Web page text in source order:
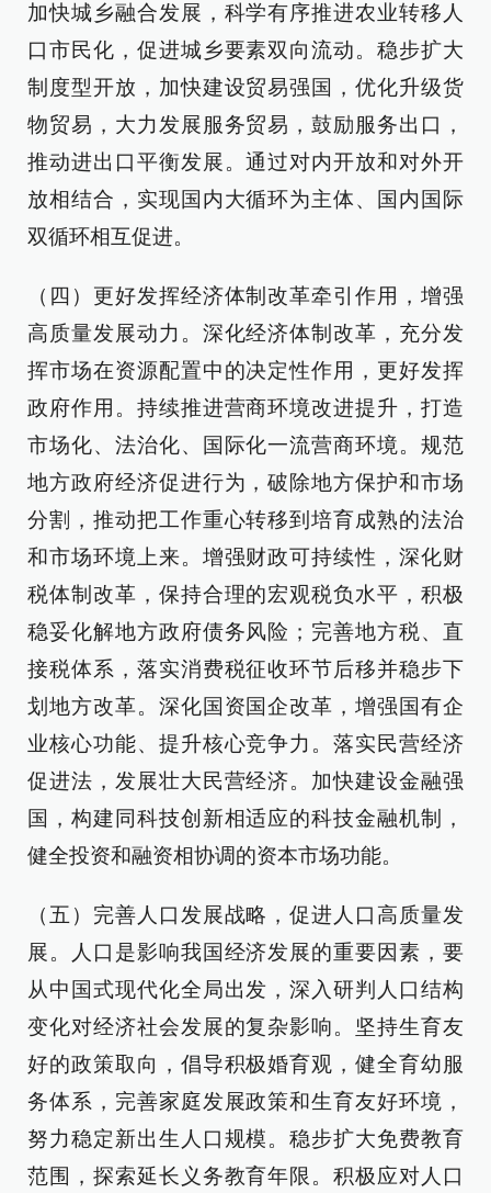
加快城乡融合发展，科学有序推进农业转移人
口市民化，促进城乡要素双向流动。稳步扩大
制度型开放，加快建设贸易强国，优化升级货
物贸易，大力发展服务贸易，鼓励服务出口，
推动进出口平衡发展。通过对内开放和对外开
放相结合，实现国内大循环为主体、国内国际
双循环相互促进。
（四）更好发挥经济体制改革牵引作用，增强
高质量发展动力。深化经济体制改革，充分发
挥市场在资源配置中的决定性作用，更好发挥
政府作用。持续推进营商环境改进提升，打造
市场化、法治化、国际化一流营商环境。规范
地方政府经济促进行为，破除地方保护和市场
分割，推动把工作重心转移到培育成熟的法治
和市场环境上来。增强财政可持续性，深化财
税体制改革，保持合理的宏观税负水平，积极
稳妥化解地方政府债务风险；完善地方税、直
接税体系，落实消费税征收环节后移并稳步下
划地方改革。深化国资国企改革，增强国有企
业核心功能、提升核心竞争力。落实民营经济
促进法，发展壮大民营经济。加快建设金融强
国，构建同科技创新相适应的科技金融机制，
健全投资和融资相协调的资本市场功能。
（五）完善人口发展战略，促进人口高质量发
展。人口是影响我国经济发展的重要因素，要
从中国式现代化全局出发，深入研判人口结构
变化对经济社会发展的复杂影响。坚持生育友
好的政策取向，倡导积极婚育观，健全育幼服
务体系，完善家庭发展政策和生育友好环境，
努力稳定新出生人口规模。稳步扩大免费教育
范围，探索延长义务教育年限。积极应对人口